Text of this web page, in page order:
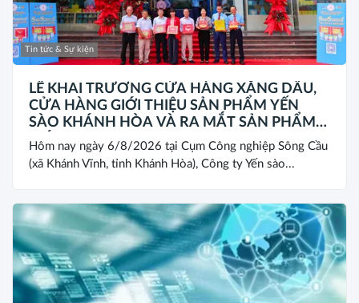
Tin tức & Sự kiện
LỄ KHAI TRƯƠNG CỬA HÀNG XĂNG DẦU,
CỬA HÀNG GIỚI THIỆU SẢN PHẨM YẾN
SÀO KHÁNH HÒA VÀ RA MẮT SẢN PHẨM
MỚI SANEST/SANVINEST SVN79
Hôm nay ngày 6/8/2026 tại Cụm Công nghiệp Sông Cầu
(xã Khánh Vĩnh, tỉnh Khánh Hòa), Công ty Yến sào...